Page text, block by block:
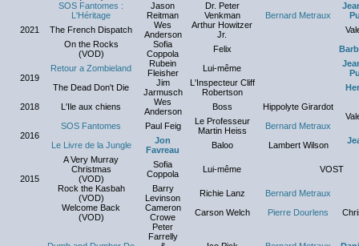
Bernard Metraux
2021
SOS Fantomes :
L'Héritage
Jason
Reitman
Dr. Peter
Venkman
The French Dispatch
Wes
Anderson
Arthur Howitzer
Jr.
On the Rocks
(VOD)
Sofia
Coppola
Felix
2019
Retour a Zombieland
Rubein
Fleisher
Lui-même
The Dead Don't Die
Jim
Jarmusch
L'Inspecteur Cliff
Robertson
2018
L'Ile aux chiens
Wes
Anderson
Boss
Hippolyte Girardot
2016
SOS Fantomes Paul Feig
Le Professeur
Martin Heiss
Bernard Metraux
Le Livre de la Jungle
Jon
Favreau
Baloo Lambert Wilson
2015
A Very Murray
Christmas
(VOD)
Sofia
Coppola
Lui-même
VOST
Rock the Kasbah
(VOD)
Barry
Levinson
Richie Lanz Bernard Metraux
Welcome Back
(VOD)
Cameron
Crowe
Carson Welch Pierre Dourlens
Peter
Farrelly